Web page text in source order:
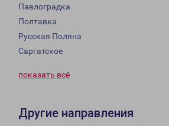
Павлоградка
Полтавка
Русская Поляна
Саргатское
показать всё
Другие направления